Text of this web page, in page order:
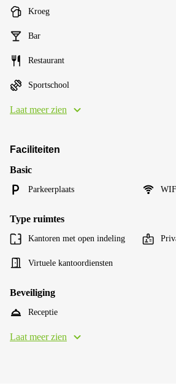
Kroeg
Bar
Restaurant
Sportschool
Laat meer zien
Faciliteiten
Basic
Parkeerplaats
Type ruimtes
Kantoren met open indeling
Virtuele kantoordiensten
Beveiliging
Receptie
Laat meer zien